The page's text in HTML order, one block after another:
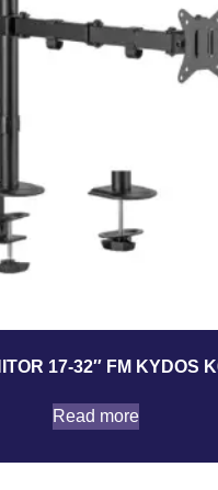
17-32″ FM KYDOS
Read more